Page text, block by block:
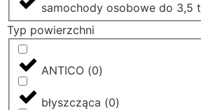
samochody osobowe do 3,5 t
Typ powierzchni
ANTICO (0)
błyszcząca (0)